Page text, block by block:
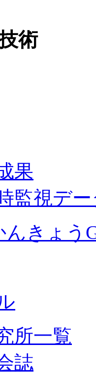
術
果
監視デ
んきょう
所一覧
誌